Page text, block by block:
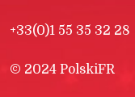
+33(0)1 55 35 32 28
© 2024 PolskiFR